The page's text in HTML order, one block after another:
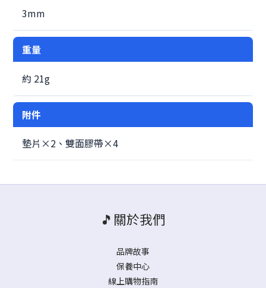
3mm
重量
約 21g
附件
墊片×2、雙面膠帶×4
🎵關於我們
品牌故事
保養中心
線上購物指南